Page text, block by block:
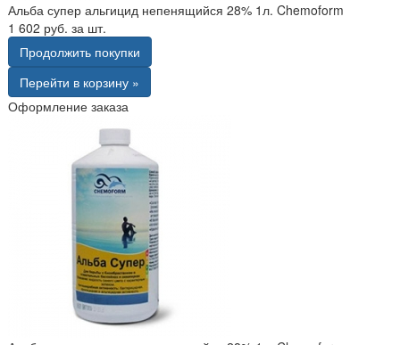
Альба супер альгицид непенящийся 28% 1л. Chemoform
1 602 руб. за шт.
Продолжить покупки
Перейти в корзину »
Оформление заказа